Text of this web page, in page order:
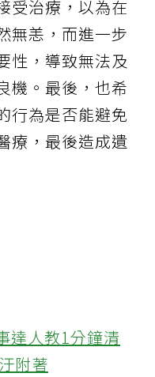
受治療，以為在
無恙，而進一步
性，導致無法及
機。最後，也希
行為是否能避免
療，最後造成遺
達人教1分鐘清
附著